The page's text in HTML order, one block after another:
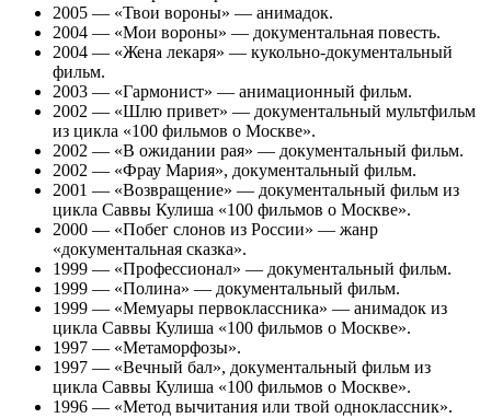
2005 — «Твои вороны» — анимадок.
2004 — «Мои вороны» — документальная повесть.
2004 — «Жена лекаря» — кукольно-документальный
фильм.
2003 — «Гармонист» — анимационный фильм.
2002 — «Шлю привет» — документальный мультфильм
из цикла «100 фильмов о Москве».
2002 — «В ожидании рая» — документальный фильм.
2002 — «Фрау Мария», документальный фильм.
2001 — «Возвращение» — документальный фильм из
цикла Саввы Кулиша «100 фильмов о Москве».
2000 — «Побег слонов из России» — жанр
«документальная сказка».
1999 — «Профессионал» — документальный фильм.
1999 — «Полина» — документальный фильм.
1999 — «Мемуары первоклассника» — анимадок из
цикла Саввы Кулиша «100 фильмов о Москве».
1997 — «Метаморфозы».
1997 — «Вечный бал», документальный фильм из
цикла Саввы Кулиша «100 фильмов о Москве».
1996 — «Метод вычитания или твой одноклассник».